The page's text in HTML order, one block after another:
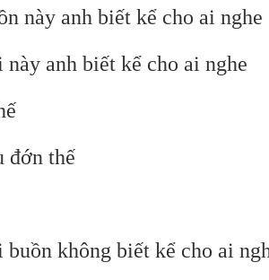
này anh biết kể cho ai nghe
này anh biết kể cho ai nghe
đớn thế
buồn không biết kể cho ai